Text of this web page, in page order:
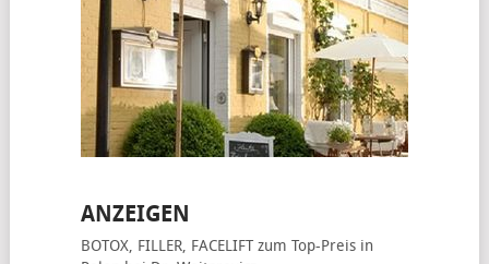
ANZEIGEN
BOTOX, FILLER, FACELIFTzum Top-Preis in